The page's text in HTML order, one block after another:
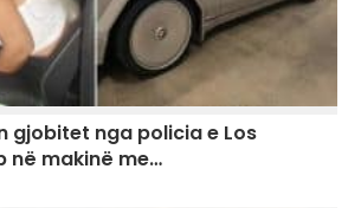
gjobitet nga policia e Los
në makinë me…